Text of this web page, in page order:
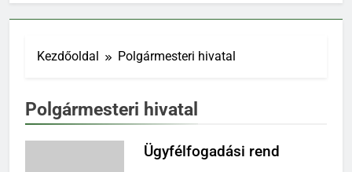
Kezdőoldal Polgármesteri hivatal
Polgármesteri hivatal
Ügyfélfogadási rend